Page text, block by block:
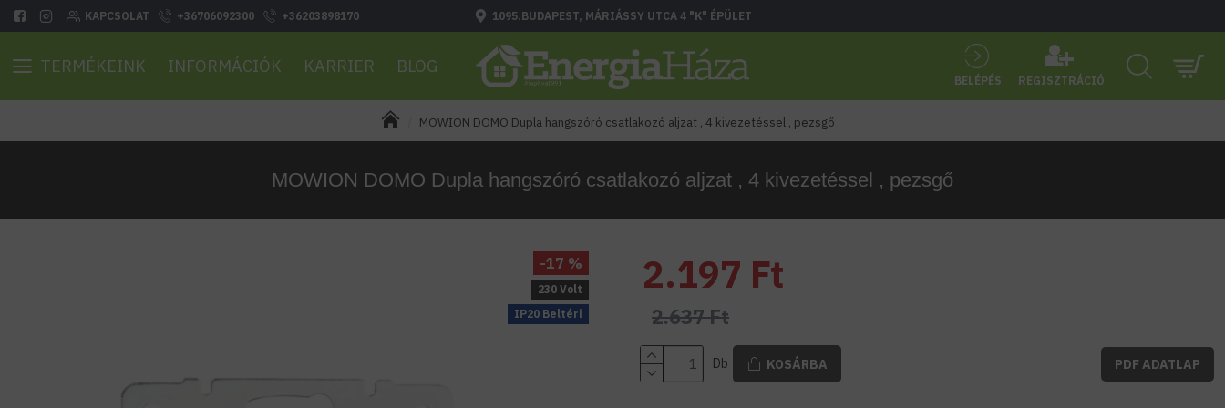
KAPCSOLAT +36706092300 +36203898170 1095.BUDAPEST, MÁRIÁSSY UTCA 4 "K" ÉPÜLET
TERMÉKEINK INFORMÁCIÓK KARRIER BLOG
BELÉPÉS REGISZTRÁCIÓ
MOWION DOMO Dupla hangszóró csatlakozó aljzat , 4 kivezetéssel , pezsgő
MOWION DOMO Dupla hangszóró csatlakozó aljzat , 4 kivezetéssel , pezsgő
IP20 Beltéri
230 Volt
-17 % 2.197 Ft
2.637 Ft
Db KOSÁRBA PDF ADATLAP